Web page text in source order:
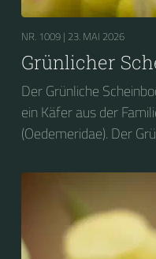
NR. 1009 | 23. MAI 2026
Grünlicher
Der Grünliche
ein Käfer aus der
(Oedemeridae). Der
Scheinbockkäfer